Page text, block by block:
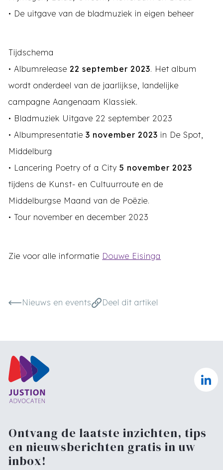
• De uitgave van de bladmuziek in eigen beheer
Tijdschema
• Albumrelease22 september 2023. Het album
wordt onderdeel van de jaarlijkse, landelijke
campagne Aangenaam Klassiek.
• Bladmuziek Uitgave 22 september 2023
• Albumpresentatie3 november 2023 in De Spot,
Middelburg
• Lancering Poetry of a City5 november 2023
tijdens de Kunst- en Cultuurroute en de
Middelburgse Maand van de Poëzie.
• Tour november en december 2023
Zie voor alle informatie Douwe Eisinga
Nieuws en events Deel dit artikel
Ontvang de laatste inzichten, tips
en nieuwsberichten gratis in uw
inbox!